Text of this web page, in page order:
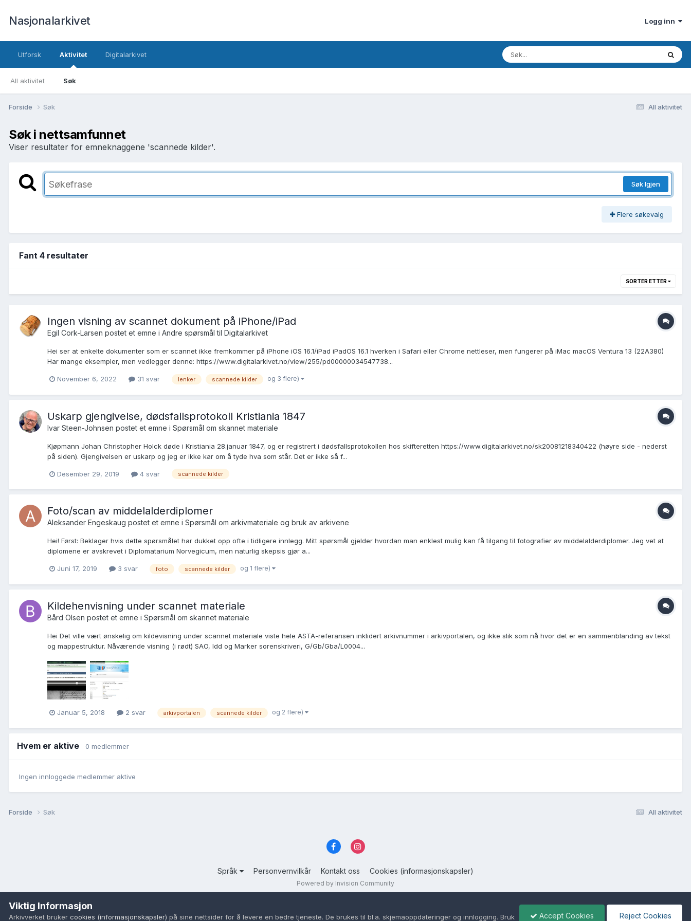
Nasjonalarkivet Logg inn
Utforsk Aktivitet
All aktivitet Søk
Digitalarkivet
All aktivitet
Forside Søk
Søk i nettsamfunnet
Viser resultater for emneknaggene 'scannede kilder'.
Søk Igjen
Flere søkevalg
Fant 4 resultater
SORTER ETTER
Ingen visning av scannet dokument på iPhone/iPad
Egil Cork-Larsen postet et emne i Andre spørsmål til Digitalarkivet
Hei ser at enkelte dokumenter som er scannet ikke fremkommer på iPhone iOS 16.1/iPad iPadOS 16.1 hverken i Safari eller Chrome nettleser, men fungerer på iMac macOS Ventura 13 (22A380)
Har mange eksempler, men vedlegger denne: https://www.digitalarkivet.no/view/255/pd00000034547738...
November 6, 2022 31 svar lenker scannede kilder og 3 flere)
Uskarp gjengivelse, dødsfallsprotokoll Kristiania 1847
Ivar Steen-Johnsen postet et emne i Spørsmål om skannet materiale
Kjøpmann Johan Christopher Holck døde i Kristiania 28.januar 1847, og er registrert i dødsfallsprotokollen hos skifteretten https://www.digitalarkivet.no/sk20081218340422 (høyre side - nederst
på siden). Gjengivelsen er uskarp og jeg er ikke kar om å tyde hva som står. Det er ikke så f...
Desember 29, 2019 4 svar scannede kilder
Foto/scan av middelalderdiplomer
Aleksander Engeskaug postet et emne i Spørsmål om arkivmateriale og bruk av arkivene
Hei! Først: Beklager hvis dette spørsmålet har dukket opp ofte i tidligere innlegg. Mitt spørsmål gjelder hvordan man enklest mulig kan få tilgang til fotografier av middelalderdiplomer. Jeg vet at
diplomene er avskrevet i Diplomatarium Norvegicum, men naturlig skepsis gjør a...
Juni 17, 2019 3 svar foto scannede kilder og 1 flere)
Kildehenvisning under scannet materiale
Bård Olsen postet et emne i Spørsmål om skannet materiale
Hei Det ville vært ønskelig om kildevisning under scannet materiale viste hele ASTA-referansen inklidert arkivnummer i arkivportalen, og ikke slik som nå hvor det er en sammenblanding av tekst
og mappestruktur. Nåværende visning (i rødt) SAO, Idd og Marker sorenskriveri, G/Gb/Gba/L0004...
Januar 5, 2018 2 svar arkivportalen scannede kilder og 2 flere)
Hvem er aktive 0 medlemmer
Ingen innloggede medlemmer aktive
All aktivitet
Forside Søk
Språk Personvernvilkår Kontakt oss Cookies (informasjonskapsler)
Powered by Invision Community
Viktig Informasjon
Arkivverket bruker cookies (informasjonskapsler) på sine nettsider for å levere en bedre tjeneste. De brukes til bl.a. skjemaoppdateringer og innlogging. Bruk Accept Cookies Reject Cookies